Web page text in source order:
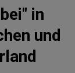
in
und